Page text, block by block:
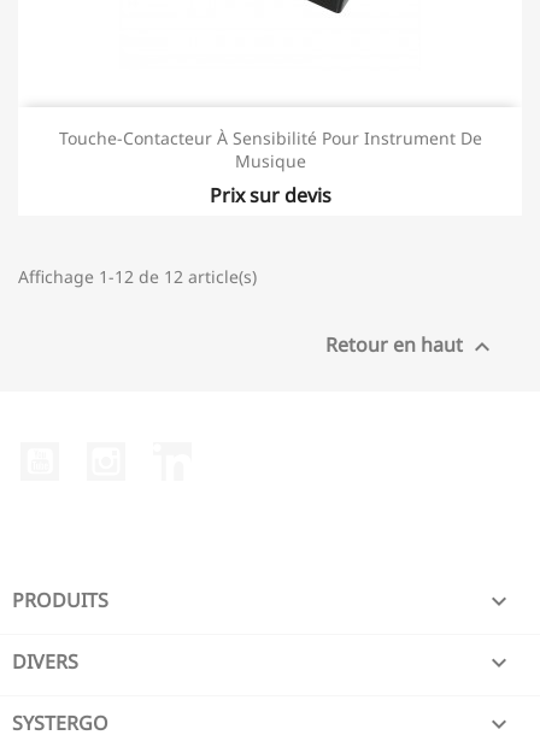
Touche-Contacteur À Sensibilité Pour Instrument De
Musique
Prix sur devis
Affichage 1-12 de 12 article(s)
Retour en haut 
PRODUITS 
DIVERS 
SYSTERGO 